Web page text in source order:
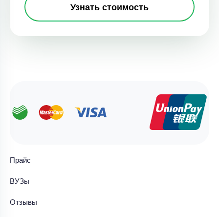
Узнать стоимость
Прайс
ВУЗы
Отзывы